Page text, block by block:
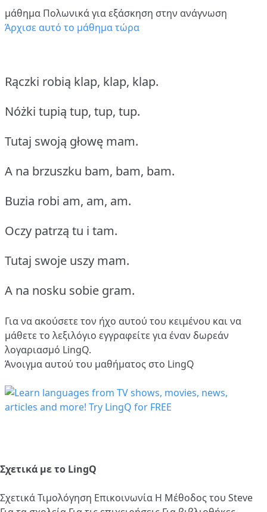
μάθημα Πολωνικά για εξάσκηση στην ανάγνωση
Άρχισε αυτό το μάθημα τώρα
Rączki robią klap, klap, klap.
Nóżki tupią tup, tup, tup.
Tutaj swoją głowę mam.
A na brzuszku bam, bam, bam.
Buzia robi am, am, am.
Oczy patrzą tu i tam.
Tutaj swoje uszy mam.
A na nosku sobie gram.
Για να ακούσετε τον ήχο αυτού του κειμένου και να
μάθετε το λεξιλόγιο εγγραφείτε για έναν δωρεάν
λογαριασμό LingQ.
Άνοιγμα αυτού του μαθήματος στο LingQ
Σχετικά με το LingQ
ΣχετικάΤιμολόγηση Επικοινωνία Η Μέθοδος του Steve